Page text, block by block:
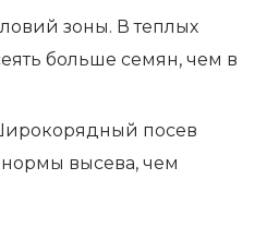
зоны. В теплых
больше семян, чем в
посев
высева, чем